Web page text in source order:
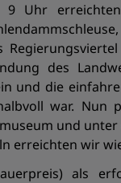
Uhr
des
und die
war. Nun
und
erreichten wir
als